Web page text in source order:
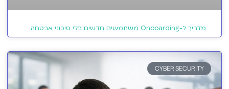
מדריך ל-Onboarding משתמשים חדשים בלי סיכוני אבטחה
CYBER SECURITY